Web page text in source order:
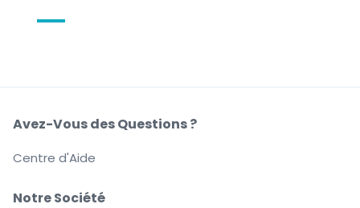
Notre Société
Avez-Vous des Questions ?
Centre d'Aide